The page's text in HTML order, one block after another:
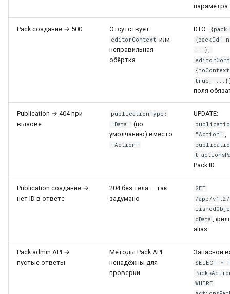
параметра
Pack создание → 500 Отсутствует
editorContext или
неправильная
обёртка
DTO:
{packId:
...},
true,
поля
Publication → 404 при
вызове
publicationType:
"Data" (по
умолчанию) вместо
"Action"
UPDATE:
"Action" ,
Pack ID
Publication создание →
нет ID в ответе
204 без тела — так
задумано
GET
/app/
dData ,
alias
Pack admin API →
пустые ответы
Методы Pack API
ненадёжны для
проверки
Запасной
SELECT *
WHERE